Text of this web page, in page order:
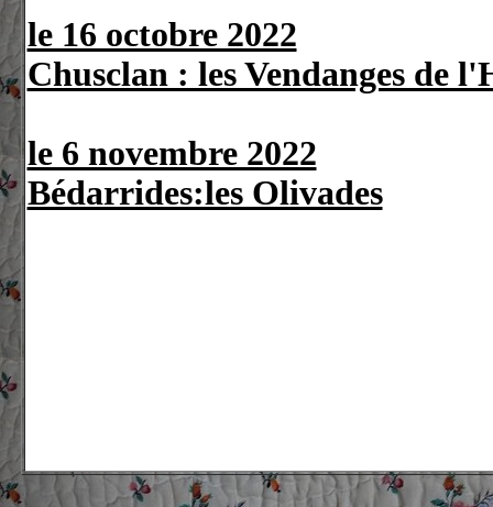
le 16 octobre 2022
Chusclan : les Vendanges de
le 6 novembre 2022
Bédarrides:les Olivades